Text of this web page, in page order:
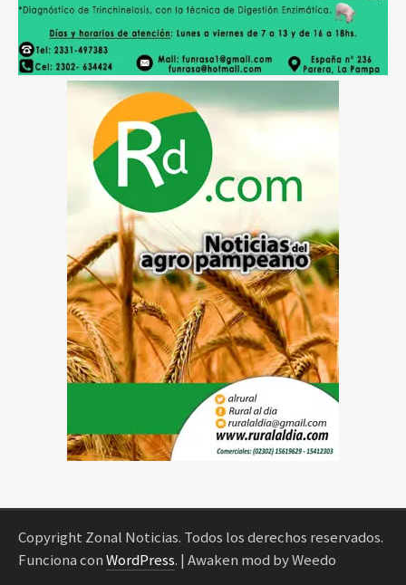
Copyright Zonal Noticias. Todos los derechos reservados.
Funciona conWordPress. | Awaken mod by Weedo